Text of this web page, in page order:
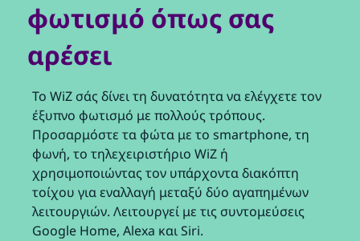
φωτισμό όπως σας
αρέσει
Το WiZ σάς δίνει τη δυνατότητα να ελέγχετε τον
έξυπνο φωτισμό με πολλούς τρόπους.
Προσαρμόστε τα φώτα με το smartphone, τη
φωνή, το τηλεχειριστήριο WiZ ή
χρησιμοποιώντας τον υπάρχοντα διακόπτη
τοίχου για εναλλαγή μεταξύ δύο αγαπημένων
λειτουργιών. Λειτουργεί με τις συντομεύσεις
Google Home, Alexa και Siri.